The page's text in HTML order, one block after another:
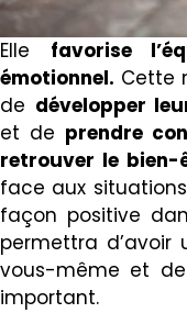
Elle favorise
émotionnel. Cette
de développer
et de prendre
retrouver le
face aux
façon positive
permettra d’avoir
vous-même et
important.